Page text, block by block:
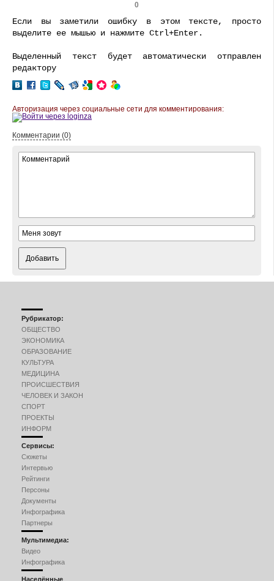
0
Если вы заметили ошибку в этом тексте, просто
выделите ее мышью и нажмите Ctrl+Enter.
Выделенный текст будет автоматически отправлен
редактору
Авторизация через социальные сети для комментирования:
Комментарии (0)
Добавить
Рубрикатор:
ОБЩЕСТВО
ЭКОНОМИКА
ОБРАЗОВАНИЕ
КУЛЬТУРА
МЕДИЦИНА
ПРОИСШЕСТВИЯ
ЧЕЛОВЕК И ЗАКОН
СПОРТ
ПРОЕКТЫ
ИНФОРМ
Сервисы:
Сюжеты
Интервью
Рейтинги
Персоны
Документы
Инфографика
Партнеры
Мультимедиа:
Видео
Инфографика
Населённые